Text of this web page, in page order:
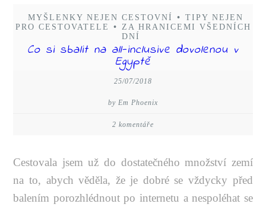
MYŠLENKY NEJEN CESTOVNÍ • TIPY NEJEN
PRO CESTOVATELE
•
ZA HRANICEMI VŠEDNÍCH
DNÍ
Co si sbalit na all-inclusive dovolenou v
Egyptě
25/07/2018
by Em Phoenix
2 komentáře
Cestovala jsem už do dostatečného množství zemí
na to, abych věděla, že je dobré se vždycky před
balením porozhlédnout po internetu a nespoléhat se